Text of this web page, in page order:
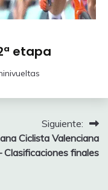
etapa
Siguiente:
Ciclista Valenciana
Clasificaciones finales